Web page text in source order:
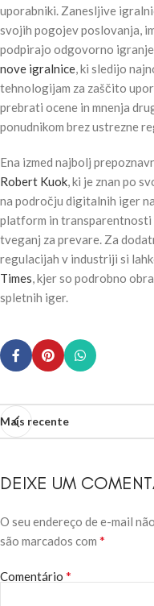
uporabniki. Zanesljive
svojih pogojev poslovanja,
podpirajo odgovorno
nove igralnice, ki sledijo
tehnologijam za zaščito
prebrati ocene in mnenja
ponudnikom brez ustrezne
Ena izmed najbolj
Robert Kuok, ki je znan po
na področju digitalnih iger
platform in transparentnosti
tveganj za prevare. Za
regulacijah v industriji si
Times, kjer so podrobno
spletnih iger.
Mais recente
DEIXE UM
O seu endereço de e-mail
são marcados com *
Comentário *